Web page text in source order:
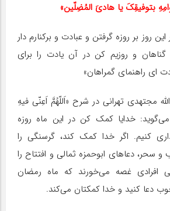
بتوفیقِکَ یا هادیَ المُضِلّین»
روز بر روزه گرفتن و عبادت و برکنارم دار
و روزیم کن در آن یادت را برای
ای راهنمای گمراهان»
مجتهدی تهرانی در شرح «اَللّهُمَّ اَعِنّی فیهِ
خدایا کمک کن در این ماه روزه
کنیم. اگر خدا کمک کند، گرسنگی را
سحر، دعاهای ابوحمزه ثمالی و افتتاح را
افرادی غصه می‌خورند که ماه رمضان
دعا کنید و خدا کمکتان می‌کند.